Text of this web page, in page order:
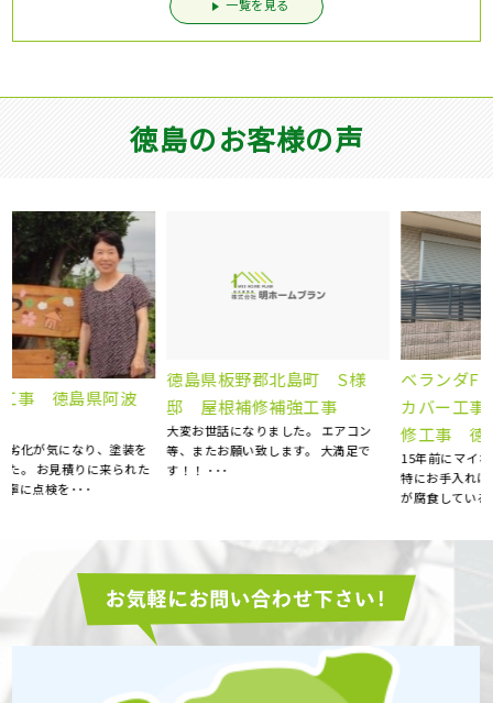
一覧を見る
徳島のお客様の声
徳島県板野郡北島町 S様
邸 屋根補修補強工事
大変お世話になりました。 エアコン
等、またお願い致します。 大満足で
す！！ ･･･
ベランダFRP防水工事、屋根
カバー工事、外壁塗装、庇補
修工事 徳島県徳島市 K様
15年前にマイホームを購入してから、
特にお手入れはしておらず、ある時庇
が腐食しているのを見つ･･･